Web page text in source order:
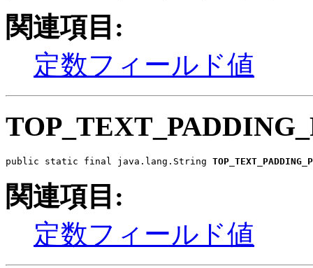
関連項目:
定数フィールド値
public static final java.lang.String
関連項目:
定数フィールド値